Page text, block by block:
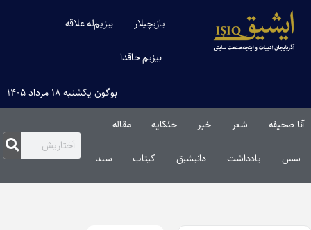
یازیچیلار بیزیم‌له علاقه
بیزیم حاقدا
بوگون یکشنبه ۱۸ مرداد ۱۴۰۵
آنا صحیفه شعر خبر حئکایه مقاله‌
سس یادداشت دانیشیق کیتاب سند